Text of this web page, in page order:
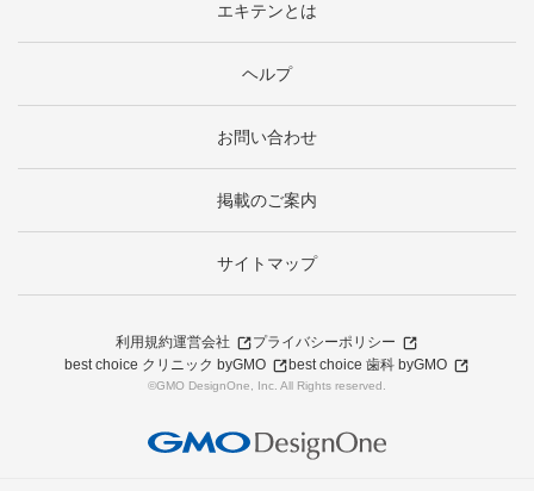
エキテンとは
ヘルプ
お問い合わせ
掲載のご案内
サイトマップ
利用規約運営会社
プライバシーポリシー
best choice クリニック byGMO
best choice 歯科 byGMO
©GMO DesignOne, Inc. All Rights reserved.